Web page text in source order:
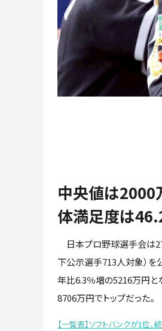
中央値は
体満足度は
日本プロ野球選手会は
下公示選手713人対象）を
年比6.3％増の5216万円と
8706万円でトップだった。
【一覧表】ソフトバンクが1